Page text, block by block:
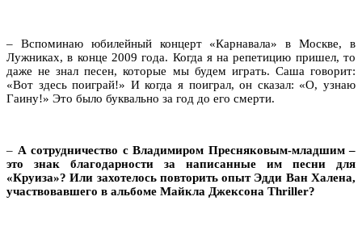
– Вспоминаю юбилейный концерт «Карнавала» в Москве, в
Лужниках, в конце 2009 года. Когда я на репетицию пришел, то
даже не знал песен, которые мы будем играть. Саша говорит:
«Вот здесь поиграй!» И когда я поиграл, он сказал: «О, узнаю
Гаину!» Это было буквально за год до его смерти.
– А сотрудничество с Владимиром Пресняковым-младшим –
это знак благодарности за написанные им песни для
«Круиза»? Или захотелось повторить опыт Эдди Ван Халена,
участвовавшего в альбоме Майкла Джексона Thriller?